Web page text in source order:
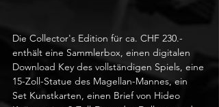
Die Collector's Edition für ca. CHF 230.-
enthält eine Sammlerbox, einen digitalen
Download Key des vollständigen Spiels, eine
15-Zoll-Statue des Magellan-Mannes, ein
Set Kunstkarten, einen Brief von Hideo